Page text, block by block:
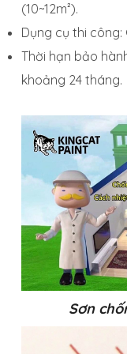
(10~12m²).
Dụng cụ thi công:
Thời hạn bảo
khoảng 24 tháng.
Sơn